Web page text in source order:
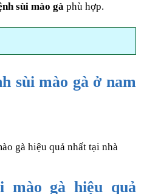
sùi mào gà phù hợp.
sùi mào gà ở nam
mào gà hiệu quả